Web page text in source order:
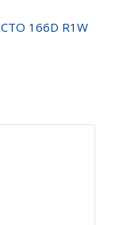
166D R1W